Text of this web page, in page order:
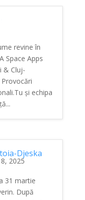
revine în
Space Apps
& Cluj-
și echipa
Djeska
2025
31 martie
După